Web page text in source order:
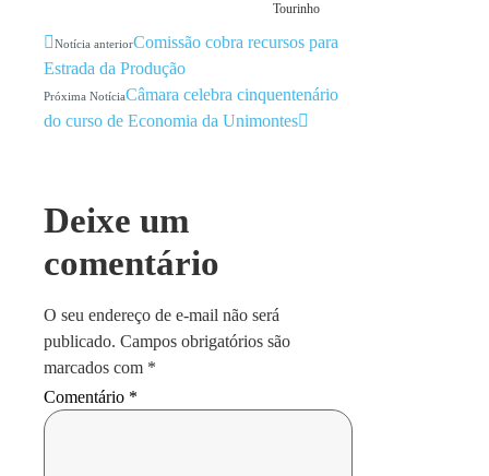
Tourinho
Notícia anteriorComissão cobra recursos para
Estrada da Produção
Próxima NotíciaCâmara celebra cinquentenário
do curso de Economia da Unimontes
Deixe um
comentário
O seu endereço de e-mail não será
publicado. Campos obrigatórios são
marcados com *
Comentário *